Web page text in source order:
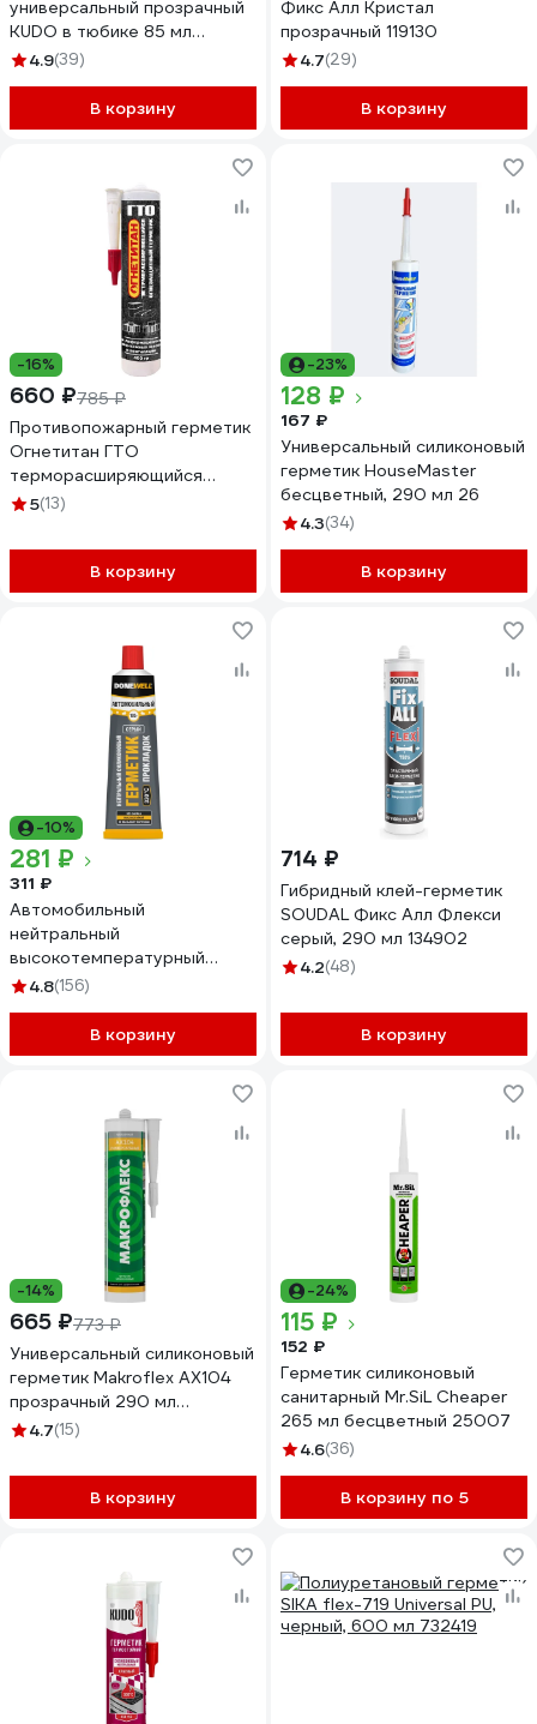
универсальный прозрачный
KUDO в тюбике 85 мл
новинка KST-100
4.9(39)
В корзину
Фикс Алл Кристал
прозрачный 119130
4.7(29)
В корзину
-16%
660 ₽785 ₽
Противопожарный герметик
Огнетитан ГТО
терморасширяющийся
огнезащитный акриловый
Картридж 400 гр.
БП-00001930
5(13)
В корзину
-23%
128 ₽
167 ₽
Универсальный силиконовый
герметик HouseMaster
бесцветный, 290 мл 26
4.3(34)
В корзину
-10%
281 ₽
311 ₽
Автомобильный
нейтральный
высокотемпературный
герметик DONEWELL
4.8(156)
В корзину
714 ₽
Гибридный клей-герметик
SOUDAL Фикс Алл Флекси
серый, 290 мл 134902
4.2(48)
В корзину
-14%
665 ₽773 ₽
Универсальный силиконовый
герметик Makroflex АX104
прозрачный 290 мл
Б0022954 2670539
4.7(15)
В корзину
-24%
115 ₽
152 ₽
Герметик силиконовый
санитарный Mr.SiL Cheaper
265 мл бесцветный 25007
4.6(36)
В корзину по 5